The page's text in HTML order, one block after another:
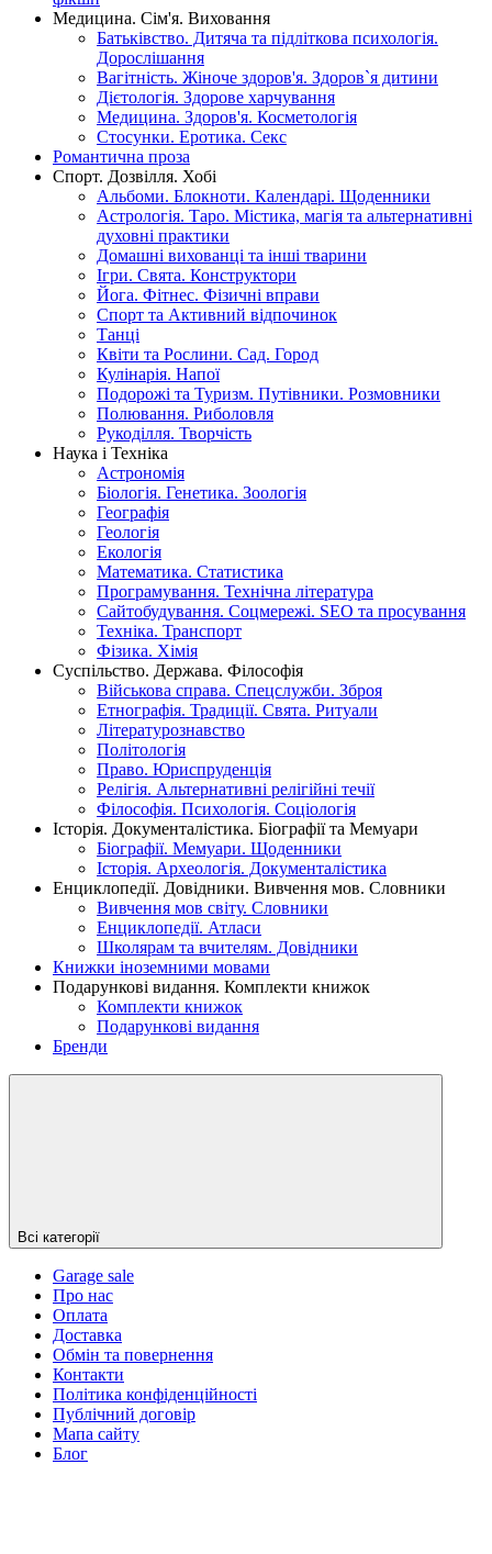
Медицина. Сім'я. Виховання
Батьківство. Дитяча та підліткова психологія.
Дорослішання
Вагітність. Жіноче здоров'я. Здоров`я дитини
Дієтологія. Здорове харчування
Медицина. Здоров'я. Косметологія
Стосунки. Еротика. Секс
Романтична проза
Спорт. Дозвілля. Хобі
Альбоми. Блокноти. Календарі. Щоденники
Астрологія. Таро. Містика, магія та альтернативні
духовні практики
Домашні вихованці та інші тварини
Ігри. Свята. Конструктори
Йога. Фітнес. Фізичні вправи
Спорт та Активний відпочинок
Танці
Квіти та Рослини. Сад. Город
Кулінарія. Напої
Подорожі та Туризм. Путівники. Розмовники
Полювання. Риболовля
Рукоділля. Творчість
Наука і Техніка
Астрономія
Біологія. Генетика. Зоологія
Географія
Геологія
Екологія
Математика. Статистика
Програмування. Технічна література
Сайтобудування. Соцмережі. SEO та просування
Техніка. Транспорт
Фізика. Хімія
Суспільство. Держава. Філософія
Військова справа. Спецслужби. Зброя
Етнографія. Традиції. Свята. Ритуали
Літературознавство
Політологія
Право. Юриспруденція
Релігія. Альтернативні релігійні течії
Філософія. Психологія. Соціологія
Історія. Документалістика. Біографії та Мемуари
Біографії. Мемуари. Щоденники
Історія. Археологія. Документалістика
Енциклопедії. Довідники. Вивчення мов. Словники
Вивчення мов світу. Словники
Енциклопедії. Атласи
Школярам та вчителям. Довідники
Книжки іноземними мовами
Подарункові видання. Комплекти книжок
Комплекти книжок
Подарункові видання
Бренди
Всі категорії
Garage sale
Про нас
Оплата
Доставка
Обмін та повернення
Контакти
Політика конфіденційності
Публічний договір
Мапа сайту
Блог